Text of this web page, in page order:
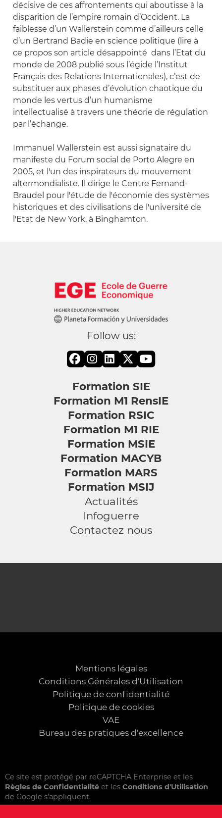
décisive de ces affrontements qui aboutisse à la
disparition de l’empire romain d’Occident. La
faiblesse d’un Wallerstein comme d’ailleurs celle
d’un Bertrand Badie en science politique (lire à
ce propos son article désappointé dans l’Etat du
monde de 2008 publié sous l’égide l’Institut
Français des Relations Internationales), c’est de
substituer aux phases d’évolution chaotique du
monde les vertus d’un humanisme
intellectualisé à travers une théorie de régulation
par l’échange.
Immanuel Wallerstein est aussi signataire du
manifeste du Forum social de Porto Alegre en
2005, et l'un des inspirateurs du mouvement
altermondialiste. Il dirige le Centre Fernand-
Braudel pour l'étude de l'économie des systèmes
historiques et des civilisations de l'université de
l'Etat de New York, à Binghamton.
Follow us:
Formation SIE
Formation M1 RensIE
Formation RSIC
Formation M1 RIE
Formation MSIE
Formation MACYB
Formation MARS
Formation MSIJ
Actualités
Infoguerre
Contactez nous
Mentions légales
Conditions Générales d'Utilisation
Politique de confidentialité
Politique de cookies
VAE
Bureau des pratiques d'excellence
Ce site est protégé par reCAPTCHA Enterprise et les
Règles de Confidentialité et les Conditions d'Utilisation
de Google s'appliquent.